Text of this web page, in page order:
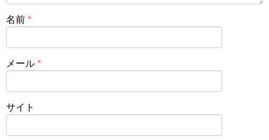
名前 *
メール *
サイト